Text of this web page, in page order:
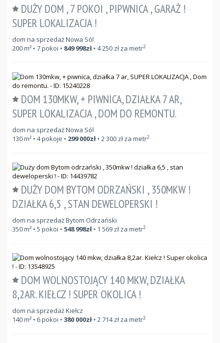
DUŻY DOM , 7 POKOI , PIPWNICA , GARAŻ !
SUPER LOKALIZACJA !
dom na sprzedaż Nowa Sól
200m² • 7 pokoi • 849 998zł • 4 250 zł za metr2
DOM 130MKW, + PIWNICA, DZIAŁKA 7 AR,
SUPER LOKALIZACJA , DOM DO REMONTU.
dom na sprzedaż Nowa Sól
130m² • 4 pokoje • 299 000zł • 2 300 zł za metr2
DUŻY DOM BYTOM ODRZAŃSKI , 350MKW !
DZIAŁKA 6,5 , STAN DEWELOPERSKI !
dom na sprzedaż Bytom Odrzański
350m² • 5 pokoi • 548 998zł • 1 569 zł za metr2
DOM WOLNOSTOJĄCY 140 MKW, DZIAŁKA
8,2AR. KIEŁCZ ! SUPER OKOLICA !
dom na sprzedaż Kiełcz
140m² • 6 pokoi • 380 000zł • 2 714zł za metr2